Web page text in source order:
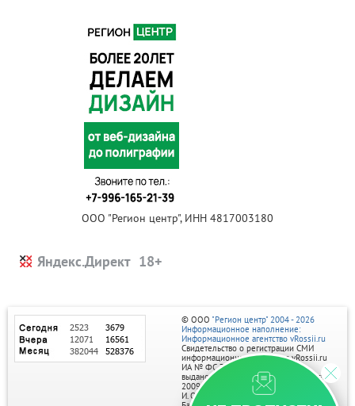
ООО "Регион центр", ИНН 4817003180
Яндекс.Директ
© ООО "Регион центр" 2004 - 2026
Информационное наполнение:
Информационное агентство vRossii.ru
Свидетельство о регистрации СМИ
информационного агентства vRossii.ru
ИА № ФС 77‑35502
выдано РОСКОМНАДЗОРом 04 марта
2009г.
И. О. Главного редактора Нарыков А. Н.